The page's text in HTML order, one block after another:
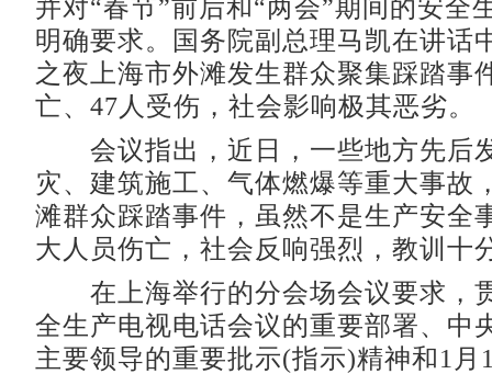
并对“春节”前后和“两会”期间的安全
明确要求。国务院副总理马凯在讲话
之夜上海市外滩发生群众聚集踩踏事
亡、47人受伤，社会影响极其恶劣。
会议指出，近日，一些地方先后
灾、建筑施工、气体燃爆等重大事故
滩群众踩踏事件，虽然不是生产安全
大人员伤亡，社会反响强烈，教训十
在上海举行的分会场会议要求，
全生产电视电话会议的重要部署、中
主要领导的重要批示(指示)精神和1月